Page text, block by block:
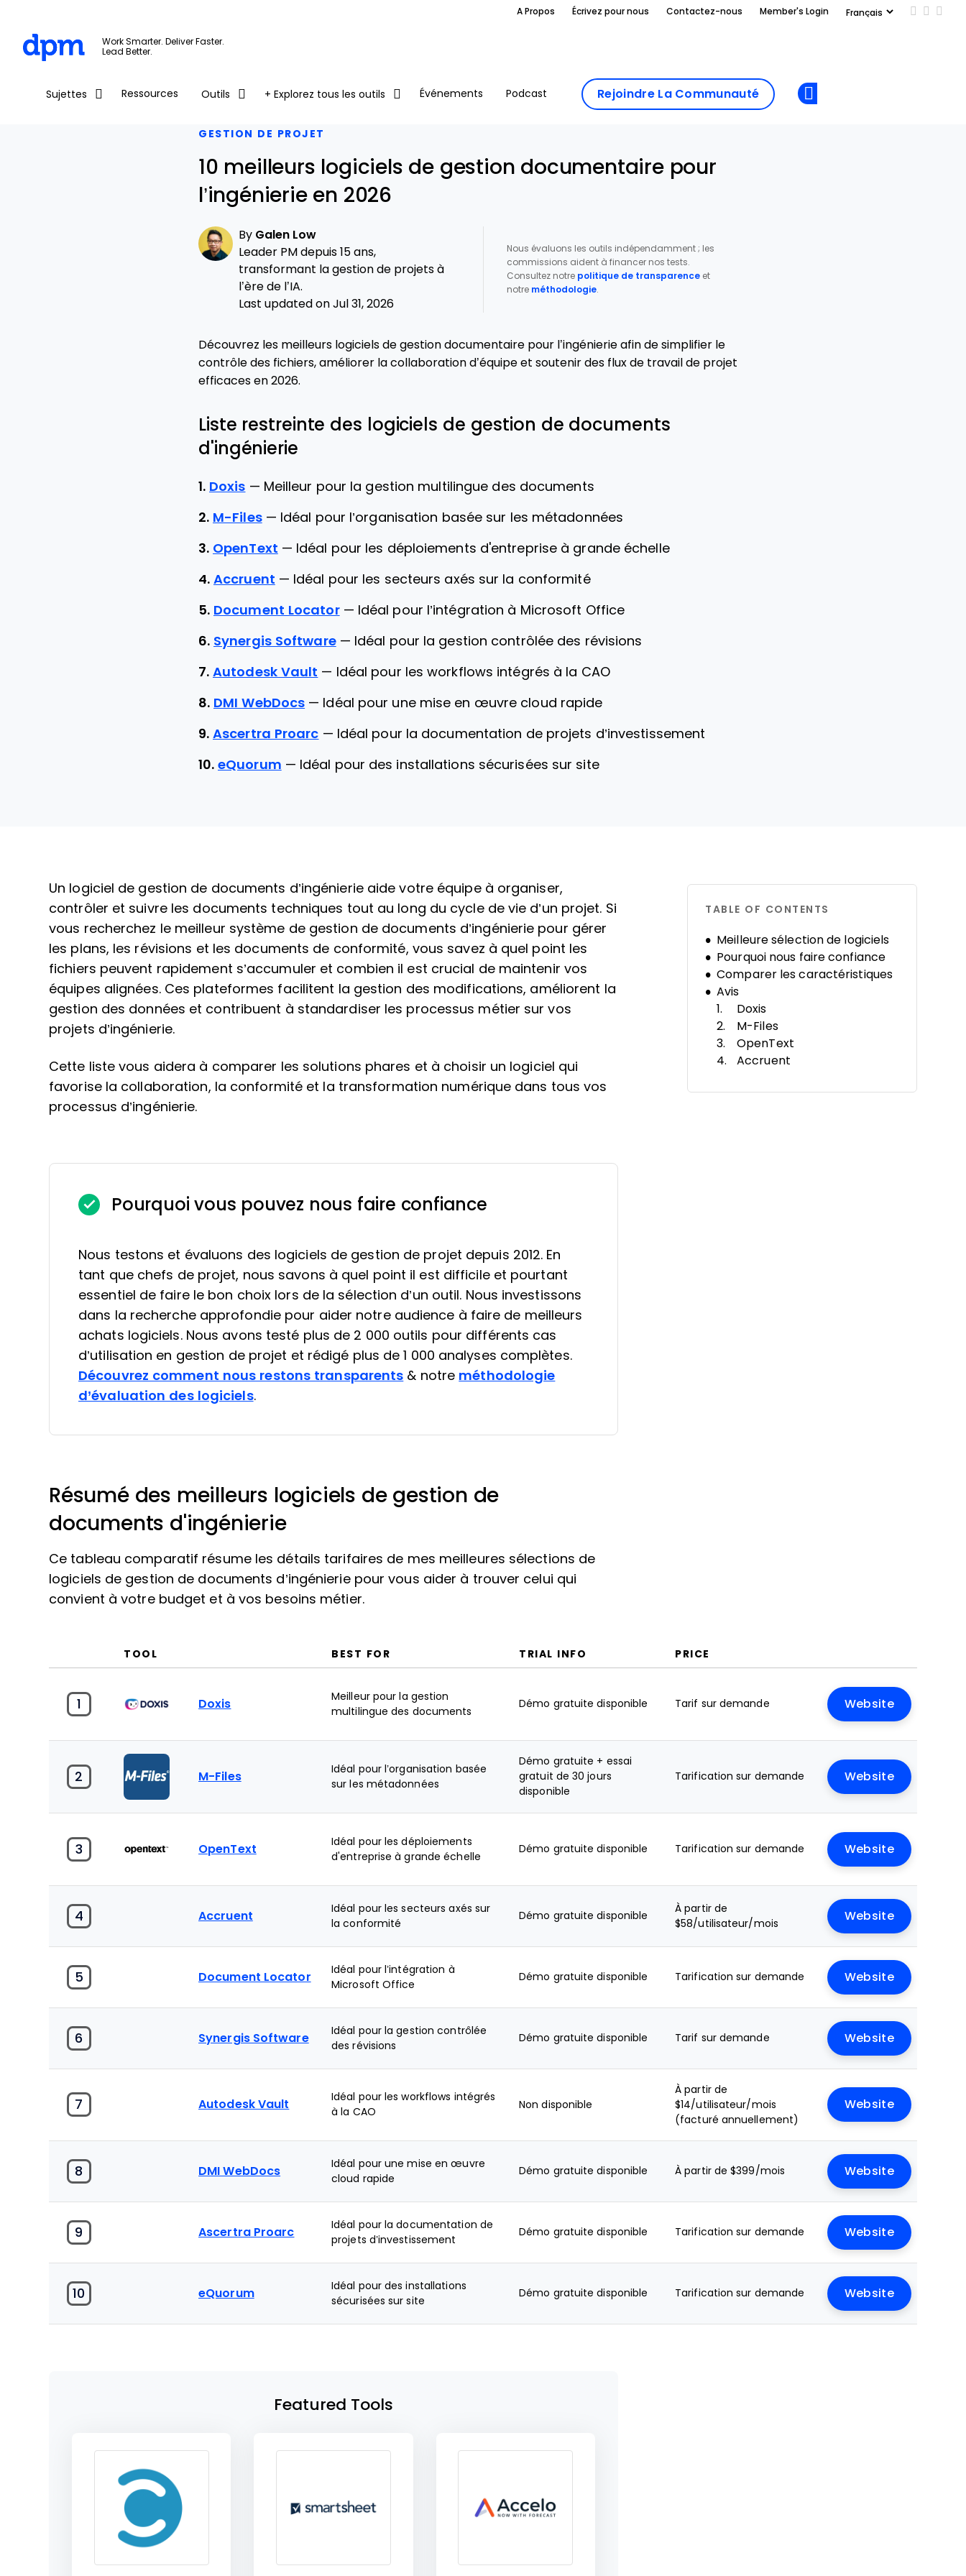
Skip to main content
A Propos Écrivez pour nous Contactez-nous Member's Login Add us
Follow
Work Smarter. Deliver Faster.
Lead Better.
Sujettes Ressources Outils + Explorez tous les outils Événements Podcast Rejoindre La Communauté
GESTION DE PROJET
10 meilleurs logiciels de gestion documentaire pour
l’ingénierie en 2026
By Galen Low
Leader PM depuis 15 ans,
transformant la gestion de projets à
l’ère de l’IA.
Last updated on Jul 31, 2026
Nous évaluons les outils indépendamment ; les
commissions aident à financer nos tests.
Consultez notre politique de transparenceet
notre méthodologie.
Découvrez les meilleurs logiciels de gestion documentaire pour l’ingénierie afin de simplifier le
contrôle des fichiers, améliorer la collaboration d’équipe et soutenir des flux de travail de projet
efficaces en 2026.
Liste restreinte des logiciels de gestion de documents
d'ingénierie
1. Doxis — Meilleur pour la gestion multilingue des documents
2. M-Files — Idéal pour l’organisation basée sur les métadonnées
3. OpenText — Idéal pour les déploiements d'entreprise à grande échelle
4. Accruent — Idéal pour les secteurs axés sur la conformité
5. Document Locator — Idéal pour l’intégration à Microsoft Office
6. Synergis Software — Idéal pour la gestion contrôlée des révisions
7. Autodesk Vault — Idéal pour les workflows intégrés à la CAO
8. DMI WebDocs — Idéal pour une mise en œuvre cloud rapide
9. Ascertra Proarc — Idéal pour la documentation de projets d’investissement
10. eQuorum — Idéal pour des installations sécurisées sur site
Un logiciel de gestion de documents d’ingénierie aide votre équipe à organiser,
contrôler et suivre les documents techniques tout au long du cycle de vie d’un projet. Si
vous recherchez le meilleur système de gestion de documents d’ingénierie pour gérer
les plans, les révisions et les documents de conformité, vous savez à quel point les
fichiers peuvent rapidement s’accumuler et combien il est crucial de maintenir vos
équipes alignées. Ces plateformes facilitent la gestion des modifications, améliorent la
gestion des données et contribuent à standardiser les processus métier sur vos
projets d’ingénierie.
Cette liste vous aidera à comparer les solutions phares et à choisir un logiciel qui
favorise la collaboration, la conformité et la transformation numérique dans tous vos
processus d’ingénierie.
Pourquoi vous pouvez nous faire confiance
Nous testons et évaluons des logiciels de gestion de projet depuis 2012. En
tant que chefs de projet, nous savons à quel point il est difficile et pourtant
essentiel de faire le bon choix lors de la sélection d’un outil. Nous investissons
dans la recherche approfondie pour aider notre audience à faire de meilleurs
achats logiciels. Nous avons testé plus de 2 000 outils pour différents cas
d’utilisation en gestion de projet et rédigé plus de 1 000 analyses complètes.
Découvrez comment nous restons transparents & notre méthodologie
d’évaluation des logiciels.
Résumé des meilleurs logiciels de gestion de
documents d'ingénierie
Ce tableau comparatif résume les détails tarifaires de mes meilleures sélections de
logiciels de gestion de documents d’ingénierie pour vous aider à trouver celui qui
convient à votre budget et à vos besoins métier.
TOOL BEST FOR TRIAL INFO PRICE
1 Doxis
Meilleur pour la gestion
multilingue des documents
Démo gratuite disponible Tarif sur demande Website
2 M-Files
Idéal pour l’organisation basée
sur les métadonnées
Démo gratuite + essai
gratuit de 30 jours
disponible
Tarification sur demande Website
3 OpenText
Idéal pour les déploiements
d'entreprise à grande échelle
Démo gratuite disponible Tarification sur demande Website
4 Accruent
Idéal pour les secteurs axés sur
la conformité
Démo gratuite disponible
À partir de
$58/utilisateur/mois
Website
5 Document Locator
Idéal pour l’intégration à
Microsoft Office
Démo gratuite disponible Tarification sur demande Website
6 Synergis Software
Idéal pour la gestion contrôlée
des révisions
Démo gratuite disponible Tarif sur demande Website
7 Autodesk Vault
Idéal pour les workflows intégrés
à la CAO
Non disponible
À partir de
$14/utilisateur/mois
(facturé annuellement)
Website
8 DMI WebDocs
Idéal pour une mise en œuvre
cloud rapide
Démo gratuite disponible À partir de $399/mois Website
9 Ascertra Proarc
Idéal pour la documentation de
projets d’investissement
Démo gratuite disponible Tarification sur demande Website
10 eQuorum
Idéal pour des installations
sécurisées sur site
Démo gratuite disponible Tarification sur demande Website
Featured Tools
TABLE OF CONTENTS
Meilleure sélection de logiciels
Pourquoi nous faire confiance
Comparer les caractéristiques
Avis
Doxis
M-Files
OpenText
Accruent
Synergis Software